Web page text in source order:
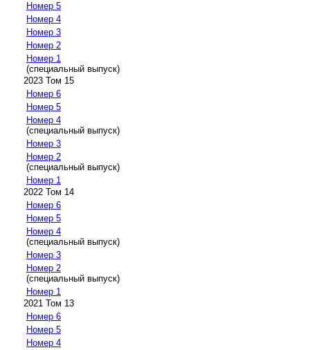
Номер 5
Номер 4
Номер 3
Номер 2
Номер 1
(специальный выпуск)
2023 Том 15
Номер 6
Номер 5
Номер 4
(специальный выпуск)
Номер 3
Номер 2
(специальный выпуск)
Номер 1
2022 Том 14
Номер 6
Номер 5
Номер 4
(специальный выпуск)
Номер 3
Номер 2
(специальный выпуск)
Номер 1
2021 Том 13
Номер 6
Номер 5
Номер 4